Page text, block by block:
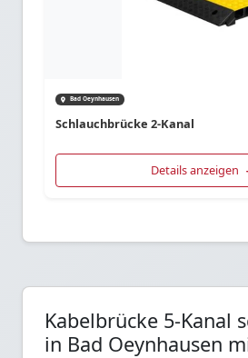
Bad Oeynhausen
Schlauchbrücke 2-Kanal
Details anzeigen
Kabelbrücke 5-Kanal
in Bad Oeynhausen